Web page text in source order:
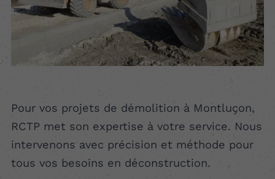
Pour vos projets de démolition à Montluçon,
RCTP met son expertise à votre service. Nous
intervenons avec précision et méthode pour
tous vos besoins en déconstruction.